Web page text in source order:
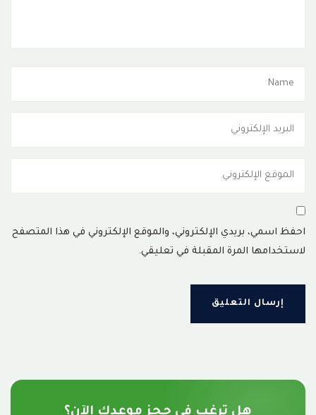
احفظ اسمي، بريدي الإلكتروني، والموقع الإلكتروني في هذا المتصفح
لاستخدامها المرة المقبلة في تعليقي.
هل ترغب في حجز موعدك الآن؟